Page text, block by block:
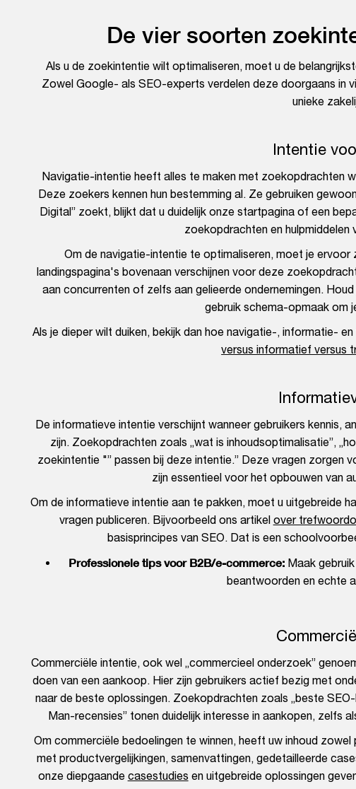
De vier soorten
Als u de zoekintentie wilt optimaliseren, moet u de
Zowel Google- als SEO-experts verdelen deze doorgaans in
unieke
Intentie
Navigatie-intentie heeft alles te maken met zoekopdrachten
Deze zoekers kennen hun bestemming al. Ze gebruiken
Digital” zoekt, blijkt dat u duidelijk onze startpagina of een
zoekopdrachten en hulpmiddelen
Om de navigatie-intentie te optimaliseren, moet je
landingspagina's bovenaan verschijnen voor deze
aan concurrenten of zelfs aan gelieerde ondernemingen.
gebruik schema-opmaak om
Als je dieper wilt duiken, bekijk dan hoe navigatie-, informatie-
versus informatief versus
De informatieve intentie verschijnt wanneer gebruikers kennis,
zijn. Zoekopdrachten zoals „wat is inhoudsoptimalisatie”,
zoekintentie "” passen bij deze intentie.” Deze vragen zorgen
zijn essentieel voor het opbouwen van
Om de informatieve intentie aan te pakken, moet u uitgebreide
vragen publiceren. Bijvoorbeeld ons artikel over
basisprincipes van SEO. Dat is een
Professionele tips voor B2B/e-commerce: Maak
beantwoorden en echte
Commerciële intentie, ook wel „commercieel onderzoek”
doen van een aankoop. Hier zijn gebruikers actief bezig met
naar de beste oplossingen. Zoekopdrachten zoals „beste
Man-recensies” tonen duidelijk interesse in aankopen, zelfs
Om commerciële bedoelingen te winnen, heeft uw inhoud
met productvergelijkingen, samenvattingen, gedetailleerde
onze diepgaande casestudies en uitgebreide oplossingen